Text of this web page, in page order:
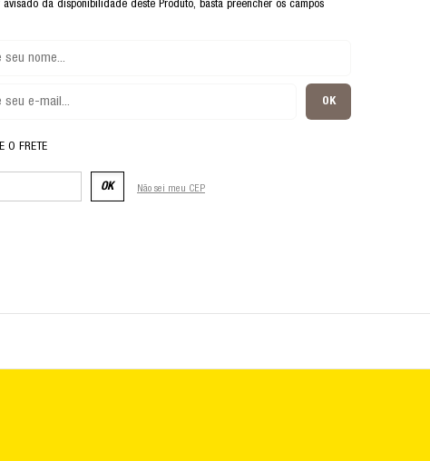
avisado da disponibilidade deste Produto, basta preencher os campos
O FRETE
OK Não sei meu CEP